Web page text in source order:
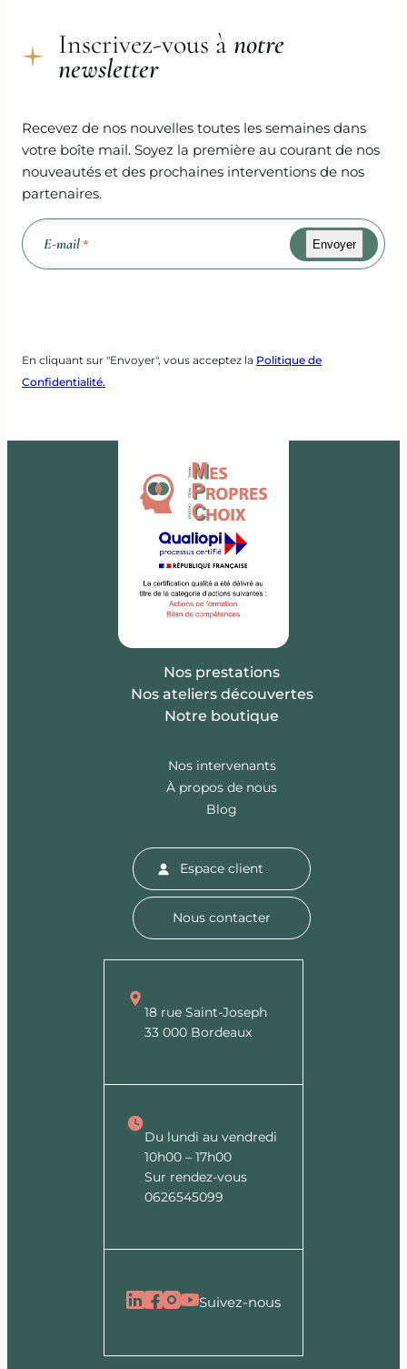
Inscrivez-vous ànotre
newsletter
Recevez de nos nouvelles toutes les semaines dans
votre boîte mail. Soyez la première au courant de nos
nouveautés et des prochaines interventions de nos
partenaires.
E-mail *
En cliquant sur "Envoyer", vous acceptez la Politique de
Confidentialité.
Nos prestations
Nos ateliers découvertes
Notre boutique
Nos intervenants
À propos de nous
Blog
Espace client
Nous contacter
18 rue Saint-Joseph
33 000 Bordeaux
Du lundi au vendredi
10h00 – 17h00
Sur rendez-vous
0626545099
Suivez-nous